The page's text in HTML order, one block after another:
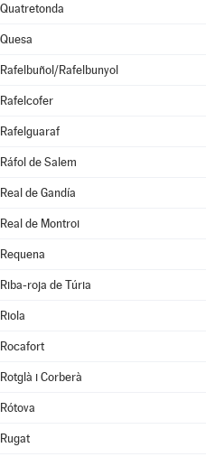
Quatretonda
Quesa
Rafelbuñol/Rafelbunyol
Rafelcofer
Rafelguaraf
Ráfol de Salem
Real de Gandía
Real de Montroi
Requena
Riba-roja de Túria
Riola
Rocafort
Rotglà i Corberà
Rótova
Rugat